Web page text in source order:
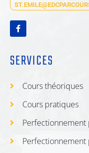
SERVICES
Cours théoriques
Cours pratiques
Perfectionnement